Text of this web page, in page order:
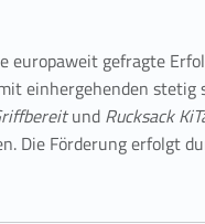
europaweit gefragte
einhergehenden
und Rucksack
Die Förderung erfolgt